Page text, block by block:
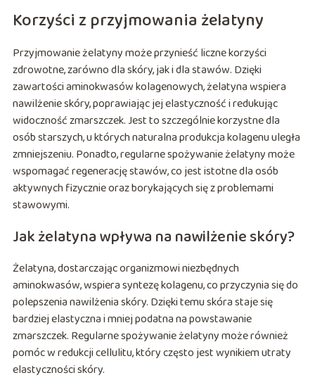
Korzyści z przyjmowania żelatyny
Przyjmowanie żelatyny może przynieść liczne korzyści
zdrowotne, zarówno dla skóry, jak i dla stawów. Dzięki
zawartości aminokwasów kolagenowych, żelatyna wspiera
nawilżenie skóry, poprawiając jej elastyczność i redukując
widoczność zmarszczek. Jest to szczególnie korzystne dla
osób starszych, u których naturalna produkcja kolagenu uległa
zmniejszeniu. Ponadto, regularne spożywanie żelatyny może
wspomagać regenerację stawów, co jest istotne dla osób
aktywnych fizycznie oraz borykających się z problemami
stawowymi.
Jak żelatyna wpływa na nawilżenie skóry?
Żelatyna, dostarczając organizmowi niezbędnych
aminokwasów, wspiera syntezę kolagenu, co przyczynia się do
polepszenia nawilżenia skóry. Dzięki temu skóra staje się
bardziej elastyczna i mniej podatna na powstawanie
zmarszczek. Regularne spożywanie żelatyny może również
pomóc w redukcji cellulitu, który często jest wynikiem utraty
elastyczności skóry.